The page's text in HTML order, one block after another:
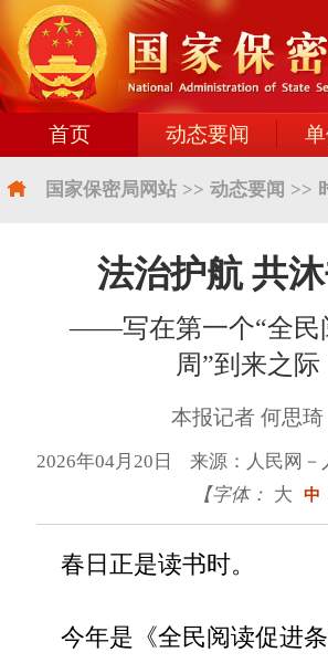
首页 动态要闻
国家保密局网站 >> 动态要闻 >>
法治护航 共
——写在第一个“全民
周”到来之际
本报记者 何思琦
2026年04月20日 来源：人民网－
【字体： 大 中
春日正是读书时。
今年是《全民阅读促进